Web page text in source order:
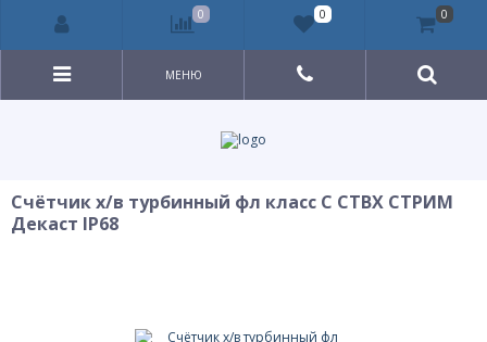
МЕНЮ
Счётчик х/в турбинный фл класс C СТВХ СТРИМ
Декаст IP68
0 0 0